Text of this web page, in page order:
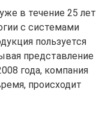
в течение 25 лет
с системами
пользуется
представление
года, компания
происходит